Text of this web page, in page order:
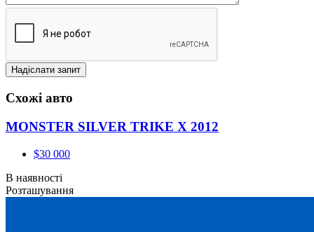
Схожі авто
MONSTER SILVER TRIKE X 2012
$30 000
В наявності
Розташування